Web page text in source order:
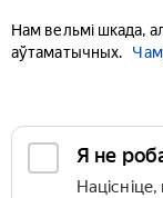
Нам вельмі шкада,
аўтаматычных.
Я не